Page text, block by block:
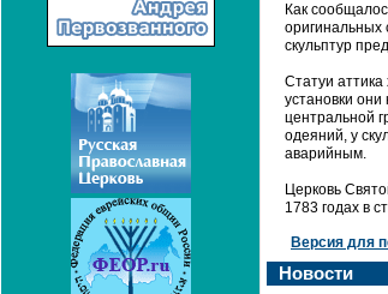
Как
оригинальных
скульптур
Статуи
установки
центральной
одеяний, у
аварийным.
Церковь
1783 годах в
Версия для
Новости